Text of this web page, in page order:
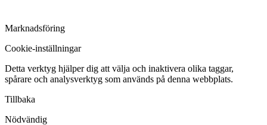
Marknadsföring
Cookie-inställningar
Detta verktyg hjälper dig att välja och inaktivera olika taggar,
spårare och analysverktyg som används på denna webbplats.
Tillbaka
Nödvändig